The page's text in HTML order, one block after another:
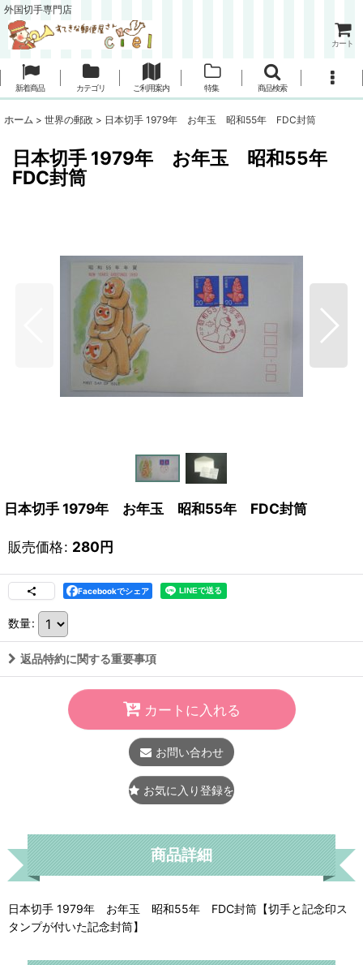
外国切手専門店
カート
新着商品 カテゴリ ご利用案内 特集 商品検索
ホーム > 世界の郵政 > 日本切手 1979年 お年玉 昭和55年 FDC封筒
日本切手 1979年 お年玉 昭和55年
FDC封筒
日本切手 1979年 お年玉 昭和55年 FDC封筒
販売価格: 280円
Facebookでシェア
数量:
返品特約に関する重要事項
カートに入れる
お問い合わせ
お気に入り登録をする
商品詳細
日本切手 1979年 お年玉 昭和55年 FDC封筒【切手と記念印ス
タンプが付いた記念封筒】